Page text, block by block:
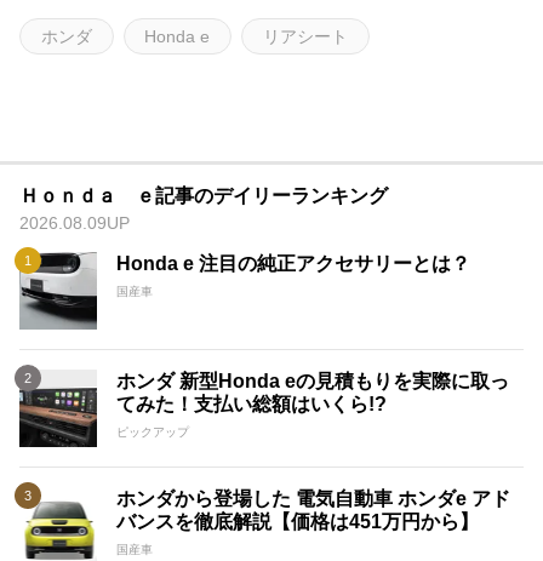
ホンダ Honda e リアシート
Ｈｏｎｄａ ｅ記事のデイリーランキング
2026.08.09UP
Honda e 注目の純正アクセサリーとは？
国産車
ホンダ 新型Honda eの見積もりを実際に取っ
てみた！支払い総額はいくら!?
ピックアップ
ホンダから登場した 電気自動車 ホンダe アド
バンスを徹底解説【価格は451万円から】
国産車